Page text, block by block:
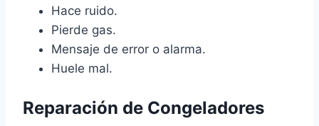
Hace ruido.
Pierde gas.
Mensaje de error o alarma.
Huele mal.
Reparación de Congeladores